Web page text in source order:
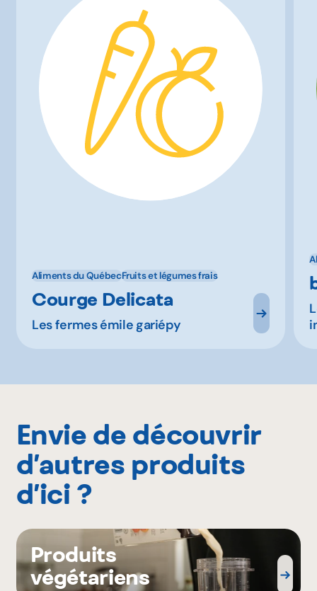
Aliments du QuébecFruits et légumes frais
Courge Delicata
Les fermes émile gariépy
Envie de découvrir
d’autres produits
d’ici ?
Produits
végétariens